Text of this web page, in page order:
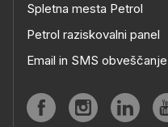
Spletna mesta Petrol
Petrol raziskovalni panel
Email in SMS obveščanje